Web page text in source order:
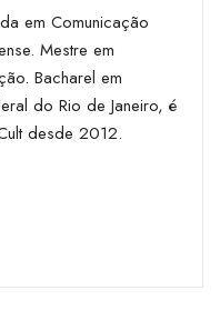
em Comunicação
Mestre em
Bacharel em
do Rio de Janeiro, é
desde 2012.